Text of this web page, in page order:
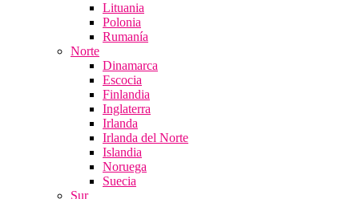
Lituania
Polonia
Rumanía
Norte
Dinamarca
Escocia
Finlandia
Inglaterra
Irlanda
Irlanda del Norte
Islandia
Noruega
Suecia
Sur